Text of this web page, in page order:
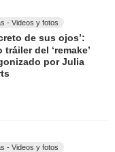
- Videos y fotos
de sus ojos’:
tráiler del ‘remake’
por Julia
- Videos y fotos